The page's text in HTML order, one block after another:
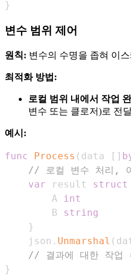
}
변수 범위 제어
원칙: 변수의 수명을 좁혀 이
최적화 방법:
로컬 범위 내에서 작업
변수 또는 클로저)로 전
예시:
func Process ( data [ ]
// 로컬 변수 처리, 이
var result struct
        A
int
        B
string
}
    json
. Unmarshal (
// 결과에 대한 작업
}